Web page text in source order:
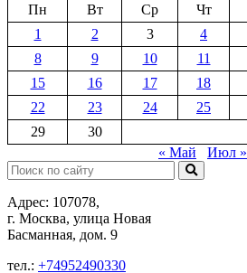
Пн
Вт Ср Чт
1
2 3 4
8
9 10 11
15
16 17 18
22
23 24 25
29
30
« Май
Июл »
Поиск:
Адрес: 107078,
г. Москва, улица Новая
Басманная, дом. 9
тел.: +74952490330